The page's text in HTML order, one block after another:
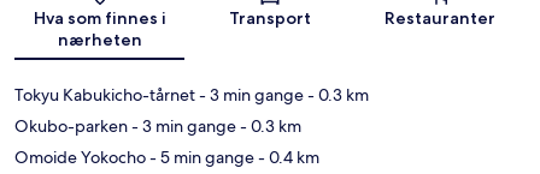
Hva som finnes i
nærheten
Transport Restauranter
Tokyu Kabukicho-tårnet- 3 min gange- 0.3 km
Okubo-parken- 3 min gange- 0.3 km
Omoide Yokocho- 5 min gange- 0.4 km